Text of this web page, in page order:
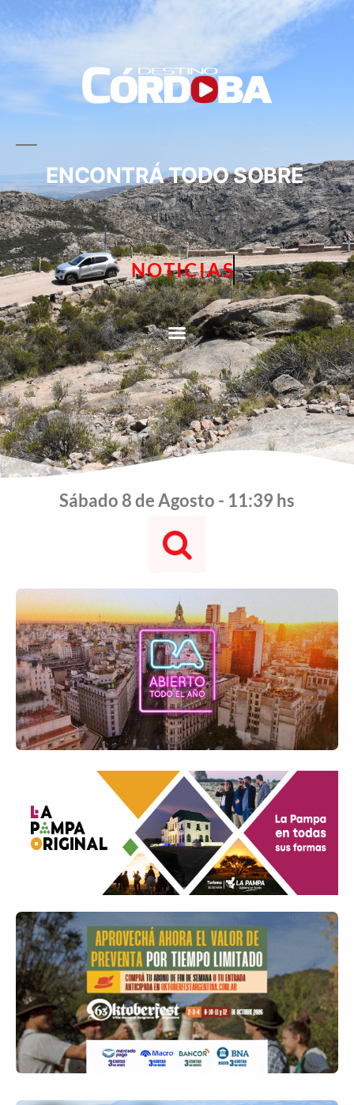
ENCONTRÁ TODO SOBRE
NOTICIAS
Sábado 8 de Agosto - 11:39 hs